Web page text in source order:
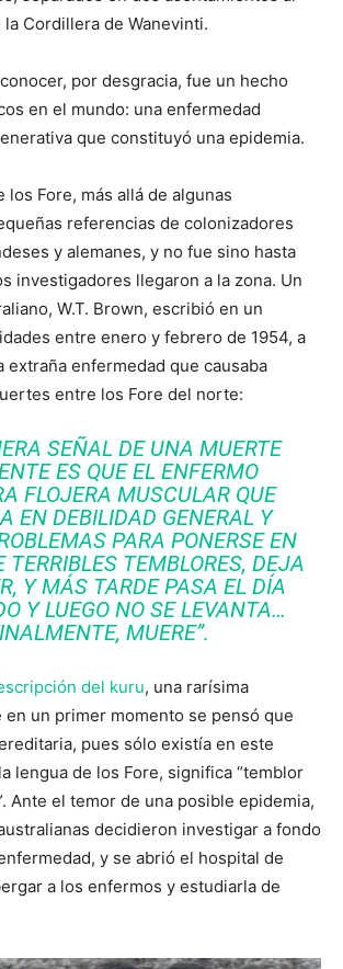
Cordillera de Wanevinti.
por desgracia, fue un hecho
en el mundo: una enfermedad
que constituyó una epidemia.
los Fore, más allá de algunas
referencias de colonizadores
y alemanes, y no fue sino hasta
investigadores llegaron a la zona. Un
W.T. Brown, escribió en un
entre enero y febrero de 1954, a
extraña enfermedad que causaba
entre los Fore del norte:
SEÑAL DE UNA MUERTE
ES QUE EL ENFERMO
FLOJERA MUSCULAR QUE
EN DEBILIDAD GENERAL Y
PARA PONERSE EN
TERRIBLES TEMBLORES, DEJA
Y MÁS TARDE PASA EL DÍA
Y LUEGO NO SE LEVANTA…
MUERE”.
del kuru, una rarísima
en un primer momento se pensó que
pues sólo existía en este
lengua de los Fore, significa “temblor
Ante el temor de una posible epidemia,
decidieron investigar a fondo
y se abrió el hospital de
a los enfermos y estudiarla de